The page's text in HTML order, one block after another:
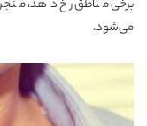
برخی مناطق رخ دهد،
می‌شود.